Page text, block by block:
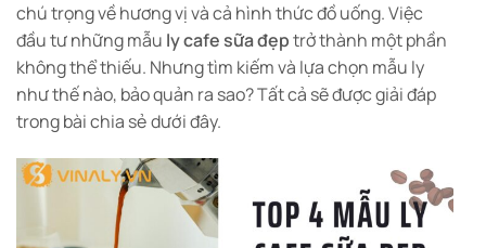
chú trọng về hương vị và cả hình thức đồ uống. Việc
đầu tư những mẫu ly cafe sữa đẹptrở thành một phần
không thể thiếu. Nhưng tìm kiếm và lựa chọn mẫu ly
như thế nào, bảo quản ra sao? Tất cả sẽ được giải đáp
trong bài chia sẻ dưới đây.